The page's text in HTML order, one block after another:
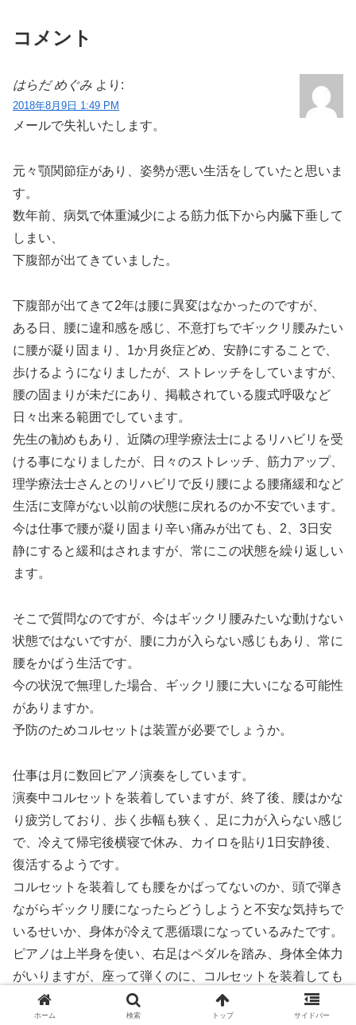
コメント
はらだ めぐみ より:
2018年8月9日 1:49 PM
メールで失礼いたします。
元々顎関節症があり、姿勢が悪い生活をしていたと思いま
す。
数年前、病気で体重減少による筋力低下から内臓下垂して
しまい、
下腹部が出てきていました。
下腹部が出てきて2年は腰に異変はなかったのですが、
ある日、腰に違和感を感じ、不意打ちでギックリ腰みたい
に腰が凝り固まり、1か月炎症どめ、安静にすることで、
歩けるようになりましたが、ストレッチをしていますが、
腰の固まりが未だにあり、掲載されている腹式呼吸など
日々出来る範囲でしています。
先生の勧めもあり、近隣の理学療法士によるリハビリを受
ける事になりましたが、日々のストレッチ、筋力アップ、
理学療法士さんとのリハビリで反り腰による腰痛緩和など
生活に支障がない以前の状態に戻れるのか不安でいます。
今は仕事で腰が凝り固まり辛い痛みが出ても、2、3日安
静にすると緩和はされますが、常にこの状態を繰り返しい
ます。
そこで質問なのですが、今はギックリ腰みたいな動けない
状態ではないですが、腰に力が入らない感じもあり、常に
腰をかばう生活です。
今の状況で無理した場合、ギックリ腰に大いになる可能性
がありますか。
予防のためコルセットは装置が必要でしょうか。
仕事は月に数回ピアノ演奏をしています。
演奏中コルセットを装着していますが、終了後、腰はかな
り疲労しており、歩く歩幅も狭く、足に力が入らない感じ
で、冷えて帰宅後横寝で休み、カイロを貼り1日安静後、
復活するようです。
コルセットを装着しても腰をかばってないのか、頭で弾き
ながらギックリ腰になったらどうしようと不安な気持ちで
いるせいか、身体が冷えて悪循環になっているみたです。
ピアノは上半身を使い、右足はペダルを踏み、身体全体力
がいりますが、座って弾くのに、コルセットを装着しても
凝り固まることが不思議で、何か工夫がいるのかなと、ア
ドバイスをいただけたら幸いです。
ホーム 検索 トップ サイドバー